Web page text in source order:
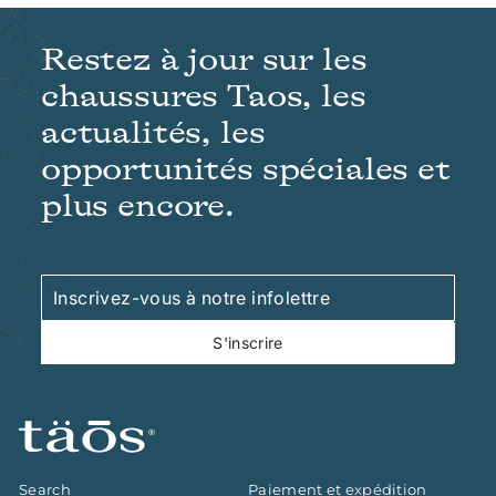
Restez à jour sur les
chaussures Taos, les
actualités, les
opportunités spéciales et
plus encore.
Inscrivez-
vous
à
infolettre
S'inscrire
S'inscrire
Search Paiement et expédition